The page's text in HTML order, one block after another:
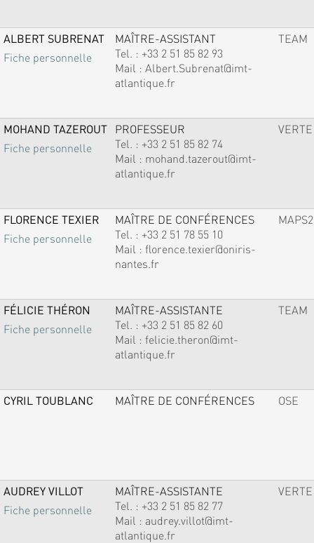
ALBERT SUBRENAT
Fiche personnelle
MAÎTRE-ASSISTANT
Tel. : +33 2 51 85 82 93
Mail : Albert.Subrenat@imt-
atlantique.fr
TEAM
MOHAND TAZEROUT
Fiche personnelle
PROFESSEUR
Tel. : +33 2 51 85 82 74
Mail : mohand.tazerout@imt-
atlantique.fr
VERTE
FLORENCE TEXIER
Fiche personnelle
MAÎTRE DE CONFÉRENCES
Tel. : +33 2 51 78 55 10
Mail : florence.texier@oniris-
nantes.fr
MAPS2
FÉLICIE THÉRON
Fiche personnelle
MAÎTRE-ASSISTANTE
Tel. : +33 2 51 85 82 60
Mail : felicie.theron@imt-
atlantique.fr
TEAM
CYRIL TOUBLANC MAÎTRE DE CONFÉRENCES OSE
AUDREY VILLOT
Fiche personnelle
MAÎTRE-ASSISTANTE
Tel. : +33 2 51 85 82 77
Mail : audrey.villot@imt-
atlantique.fr
VERTE